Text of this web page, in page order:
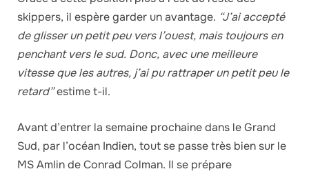
skippers, il espère garder un avantage. “J’ai accepté
de glisser un petit peu vers l’ouest, mais toujours en
penchant vers le sud. Donc, avec une meilleure
vitesse que les autres, j’ai pu rattraper un petit peu le
retard”estime t-il.
Avant d’entrer la semaine prochaine dans le Grand
Sud, par l’océan Indien, tout se passe très bien sur le
MS Amlin de Conrad Colman. Il se prépare